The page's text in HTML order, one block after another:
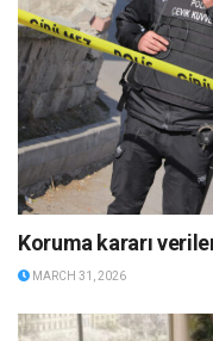
Koruma kararı
MARCH 31, 2026